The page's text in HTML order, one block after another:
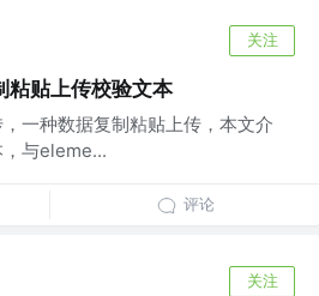
关注
贴上传校验文本
一种数据复制粘贴上传，本文介
与eleme...
评论
关注